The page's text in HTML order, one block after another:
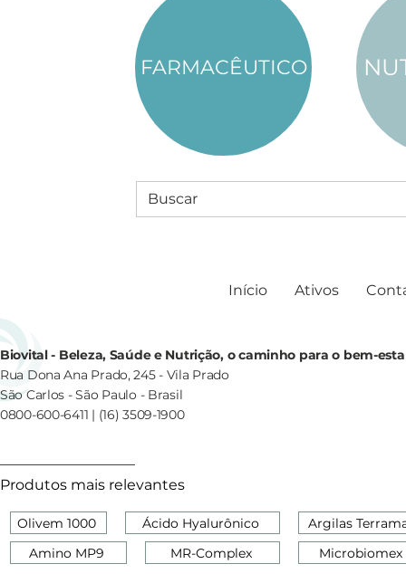
FARMACÊUTICO
Biovital - Beleza, Saúde e Nutrição, o caminho para o bem-
Rua Dona Ana Prado, 245 - Vila Prado
São Carlos - São Paulo - Brasil
0800-600-6411 | (16) 3509-1900
Início Ativos
Produtos mais relevantes
Olivem 1000
Ácido Hyalurônico
Amino MP9
MR-Complex
Argilas
Microbiomex